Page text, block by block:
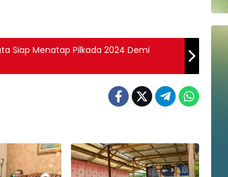
Siap Menatap Pilkada 2024 Demi